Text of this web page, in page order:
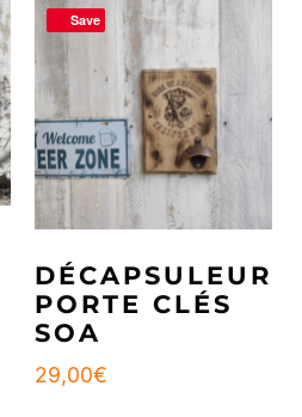
Save
DÉCAPSULEUR
PORTE CLÉS
SOA
29,00€